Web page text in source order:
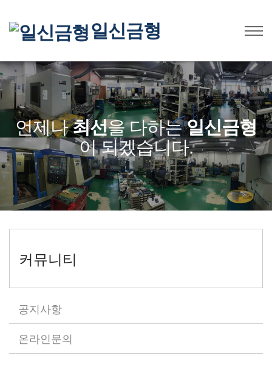
일신금형
언제나최선을 다하는일신금형
이 되겠습니다.
커뮤니티
공지사항
온라인문의